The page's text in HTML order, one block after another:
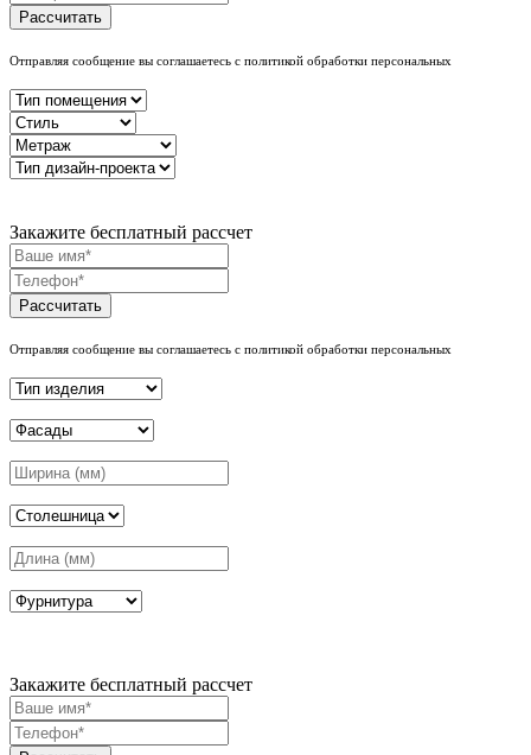
Рассчитать
Отправляя сообщение вы соглашаетесь с политикой обработки персональных
Закажите бесплатный рассчет
Рассчитать
Отправляя сообщение вы соглашаетесь с политикой обработки персональных
Закажите бесплатный рассчет